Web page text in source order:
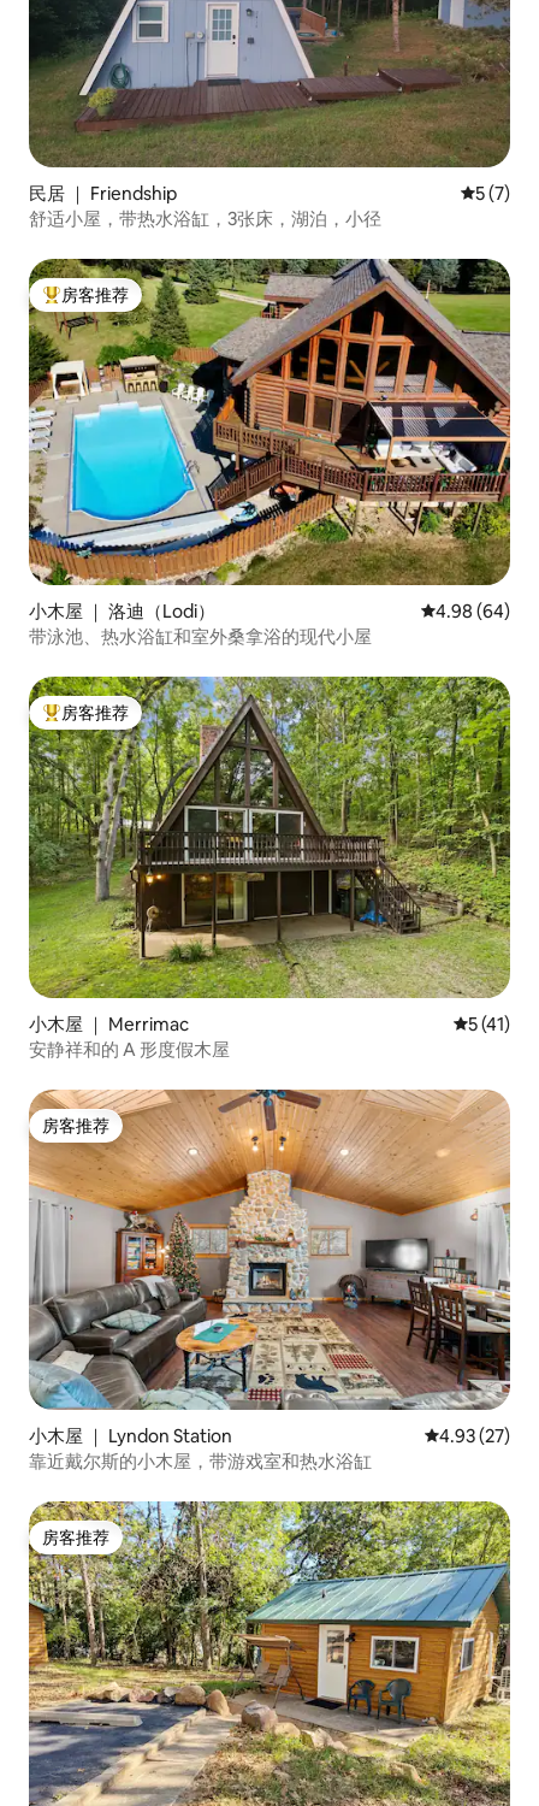
民居 ｜ Friendship 平均评分
5 (7)
舒适小屋，带热水浴缸，3张床，湖泊，小径
热门「房客推荐」
房客推荐
小木屋 ｜ 洛迪（Lodi） 平均评分 4.98
4.98 (64)
带泳池、热水浴缸和室外桑拿浴的现代小屋
热门「房客推荐」
房客推荐
小木屋 ｜ Merrimac 平均评分
5 (41)
安静祥和的 A 形度假木屋
房客推荐
房客推荐
小木屋 ｜ Lyndon Station 平均评分
4.93 (27)
靠近戴尔斯的小木屋，带游戏室和热水浴缸
房客推荐
房客推荐